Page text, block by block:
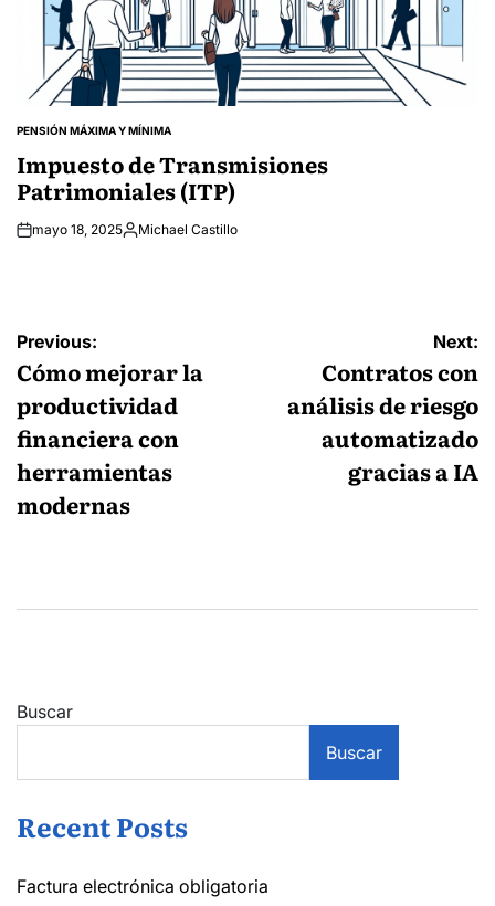
POSTED
PENSIÓN MÁXIMA Y MÍNIMA
Impuesto de Transmisiones
Patrimoniales (ITP)
mayo 18, 2025Posted
Michael Castillo
Navegación
de
entradas
Previous:
Cómo mejorar la
productividad
financiera con
herramientas
modernas
Next:
Contratos con
análisis de riesgo
automatizado
gracias a IA
Buscar
Buscar
Recent Posts
Factura electrónica obligatoria